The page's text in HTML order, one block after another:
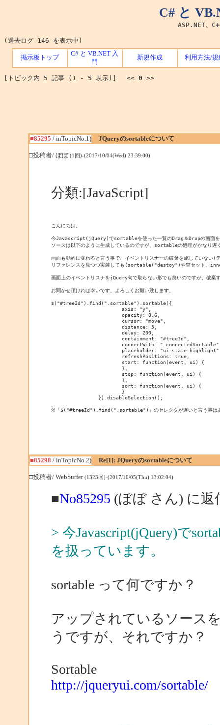
C# と
ASP.NET、
(過去ログ 146 を表示中)
掲示板トップ
C# と VB.NET 入
門
新規作成 利用方法/規
[トピック内 5 記事 (1 - 5 表示)] << 0 >>
■85295 / inTopicNo.1) JQueryのsortableについて
□投稿者/ ぼぼ(1回)-(2017/10/04(Wed) 23:39:00)
分類:[JavaScript]
こんにちは。
今Javascript(jQuery)でsortableを使った一覧のDrag＆Dropの画面を
ソースは以下のように生成しているのですが、sortableの処理がかなり遅
画面も動的に変わると言う事で、イベントリスナーの破棄を施していない(
リファレンスを見つつ実装しても(sortable("destoy")や空セット、
画面上のイベントリスナをjQuery句で取らない形でも良いのですが、破棄
お聞かせ頂ければ幸いです。よろしくお願い致します。
$("#treeId").find(".sortable").sortable({
※「$("#treeId").find(".sortable")」のセレクタが遅いと言う事はあ
■85298 / inTopicNo.2) Re[1]: JQueryのsortableについて
□投稿者/ WebSurfer(1323回)-(2017/10/05(Thu) 13:02:04)
■No85295 (ぼぼ さん) に返
> 今Javascript(jQuery)で
を扱っています。
sortable って何ですか？
アップされているソース
うですが、それですか？
Sortable
http://jqueryui.com/sortable/